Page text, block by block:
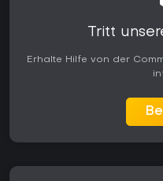
Tritt
Erhalte Hilfe von der